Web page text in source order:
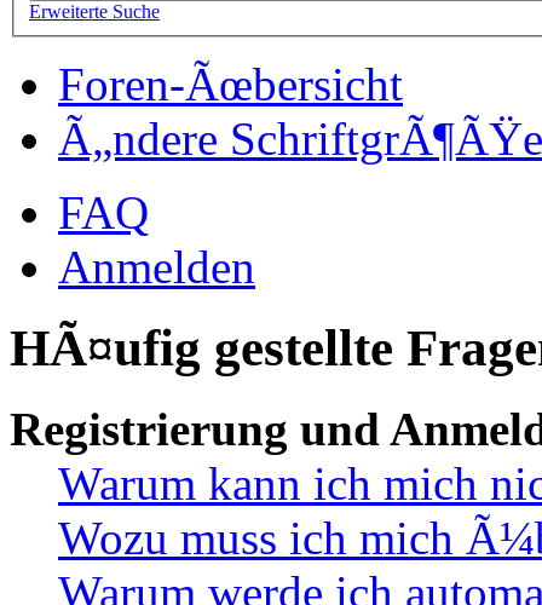
Erweiterte Suche
Foren-Ãœbersicht
Ã„ndere SchriftgrÃ¶ÃŸe
FAQ
Anmelden
HÃ¤ufig gestellte
Registrierung und
Warum kann ich mich
Wozu muss ich mich
Warum werde ich